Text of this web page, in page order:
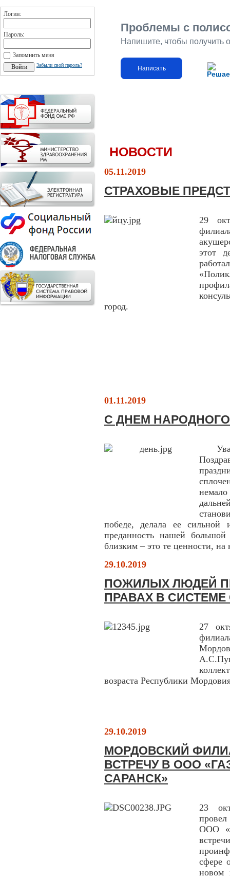
Логин:
Пароль:
Запомнить меня
Забыли свой пароль?
Проблемы с
Напишите, чтобы получить
Написать
НОВОСТИ
05.11.2019
СТРАХОВЫЕ
29
этот
город.
01.11.2019
С ДНЕМ
победе, делала ее сильной
преданность нашей
близким – это те ценности, на
29.10.2019
ПОЖИЛЫХ ЛЮДЕЙ
ПРАВАХ В
27
возраста Республики
29.10.2019
МОРДОВСКИЙ
ВСТРЕЧУ В ООО
САРАНСК»
23
ООО
сфере
новом